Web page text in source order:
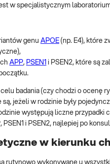
w specjalistycznym
genu APOE (np. E4), które
APP, PSEN1 i PSEN2, które są
badania (czy chodzi o ocenę
jeżeli w rodzinie były
występują liczne
i PSEN2, najlepiej po
w kierunku
rutynowo wykonywane u